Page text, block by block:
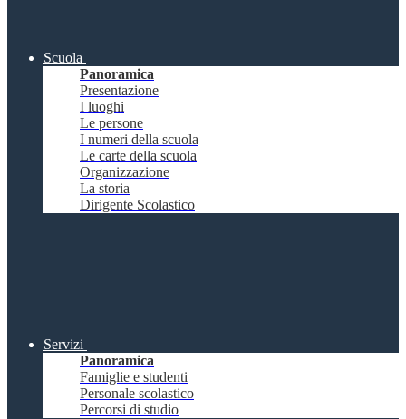
Scuola
Panoramica
Presentazione
I luoghi
Le persone
I numeri della scuola
Le carte della scuola
Organizzazione
La storia
Dirigente Scolastico
Servizi
Panoramica
Famiglie e studenti
Personale scolastico
Percorsi di studio